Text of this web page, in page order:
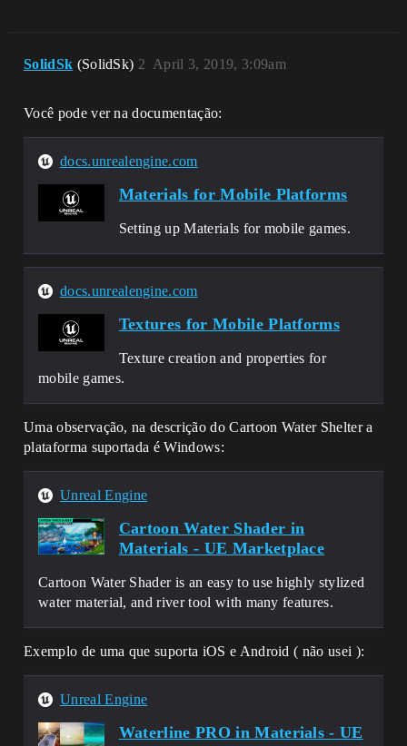
SolidSk (SolidSk) April 3, 2019, 3:09am
2
Você pode ver na documentação:
docs.unrealengine.com
Materials for Mobile Platforms
Setting up Materials for mobile games.
docs.unrealengine.com
Textures for Mobile Platforms
Texture creation and properties for
mobile games.
Uma observação, na descrição do Cartoon Water Shelter a
plataforma suportada é Windows:
Unreal Engine
Cartoon Water Shader in
Materials - UE Marketplace
Cartoon Water Shader is an easy to use highly stylized
water material, and river tool with many features.
Exemplo de uma que suporta iOS e Android ( não usei ):
Unreal Engine
Waterline PRO in Materials - UE